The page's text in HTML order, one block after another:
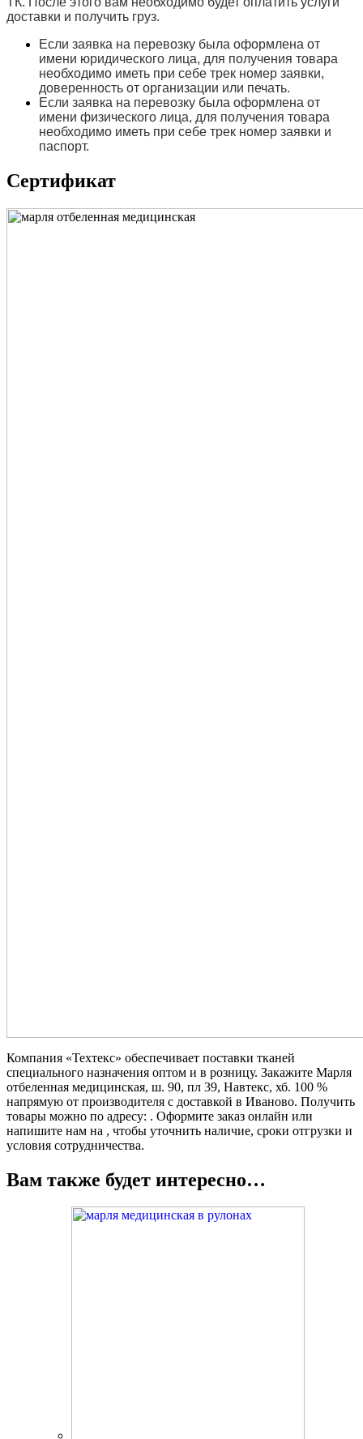
доставки и получить груз.
Если заявка на перевозку была оформлена от
имени юридического лица, для получения товара
необходимо иметь при себе трек номер заявки,
доверенность от организации или печать.
Если заявка на перевозку была оформлена от
имени физического лица, для получения товара
необходимо иметь при себе трек номер заявки и
паспорт.
Сертификат
Компания «Техтекс» обеспечивает поставки тканей
специального назначения оптом и в розницу. Закажите Марля
отбеленная медицинская, ш. 90, пл 39, Навтекс, хб. 100 %
напрямую от производителя с доставкой в Иваново. Получить
товары можно по адресу: . Оформите заказ онлайн или
напишите нам на , чтобы уточнить наличие, сроки отгрузки и
условия сотрудничества.
Вам также будет интересно…